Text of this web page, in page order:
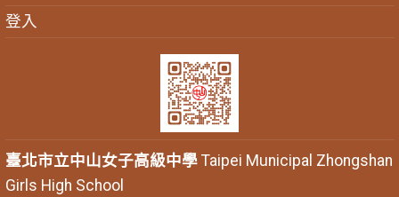
登入
臺北市立中山女子高級中學Taipei Municipal Zhongshan
Girls High School